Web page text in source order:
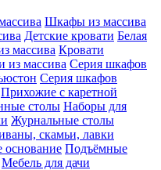
Шкафы из массива
Детские кровати Белая
массива Кровати
из массива Серия шкафов
Серия шкафов
Прихожие с каретной
столы Наборы для
Журнальные столы
скамьи, лавки
основание Подъёмные
Мебель для дачи